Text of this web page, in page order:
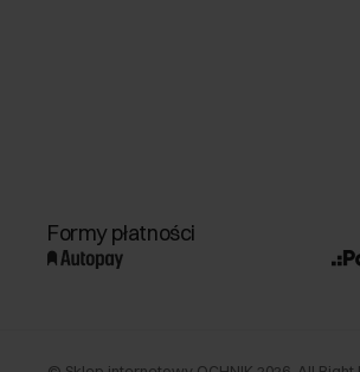
Formy płatności